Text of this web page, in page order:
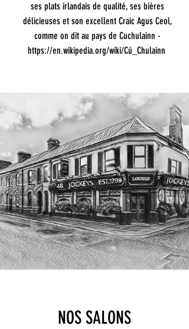
ses plats irlandais de qualité, ses bières
délicieuses et son excellent Craic Agus Ceol,
comme on dit au pays de Cuchulainn -
https://en.wikipedia.org/wiki/Cú_Chulainn
NOS SALONS